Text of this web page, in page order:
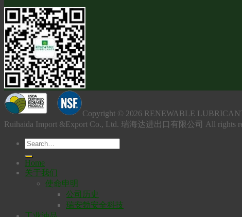
Copyright © 2026 RENEWABLE
Ruihaida Import &Export Co., Ltd. 瑞海达进出口有限公司 All rights
Home
关于我们
使命申明
公司历史
瑞安勃安全科技